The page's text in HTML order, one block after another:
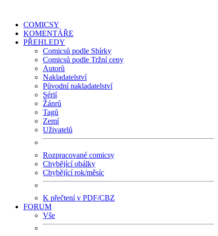
COMICSY
KOMENTÁŘE
PŘEHLEDY
Comicsů podle Sbírky
Comicsů podle Tržní ceny
Autorů
Nakladatelství
Původní nakladatelství
Sérií
Žánrů
Tagů
Zemí
Uživatelů
Rozpracované comicsy
Chybějící obálky
Chybějící rok/měsíc
K přečtení v PDF/CBZ
FORUM
Vše